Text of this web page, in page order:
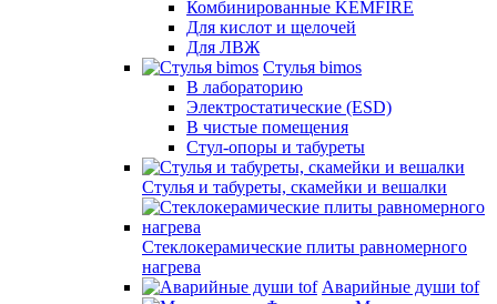
Комбинированные KEMFIRE
Для кислот и щелочей
Для ЛВЖ
Стулья bimos
В лабораторию
Электростатические (ESD)
В чистые помещения
Стул-опоры и табуреты
Стулья и табуреты, скамейки и вешалки
Стеклокерамические плиты равномерного
нагрева
Аварийные души tof